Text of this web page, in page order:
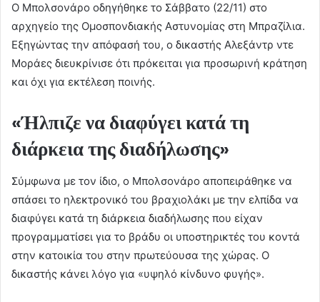
Ο Μπολσονάρο οδηγήθηκε το Σάββατο (22/11) στο
αρχηγείο της Ομοσπονδιακής Αστυνομίας στη Μπραζίλια.
Εξηγώντας την απόφασή του, ο δικαστής Αλεξάντρ ντε
Μοράες διευκρίνισε ότι πρόκειται για προσωρινή κράτηση
και όχι για εκτέλεση ποινής.
«Ήλπιζε να διαφύγει κατά τη
διάρκεια της διαδήλωσης»
Σύμφωνα με τον ίδιο, ο Μπολσονάρο αποπειράθηκε να
σπάσει το ηλεκτρονικό του βραχιολάκι με την ελπίδα να
διαφύγει κατά τη διάρκεια διαδήλωσης που είχαν
προγραμματίσει για το βράδυ οι υποστηρικτές του κοντά
στην κατοικία του στην πρωτεύουσα της χώρας. Ο
δικαστής κάνει λόγο για «υψηλό κίνδυνο φυγής».